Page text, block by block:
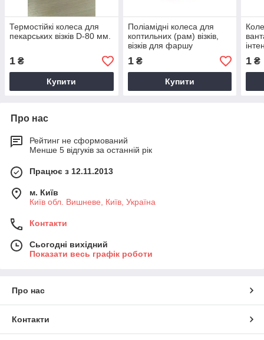
Термостійкі колеса для
пекарських візків D-80 мм.
1 ₴
Купити
Поліамідні колеса для
коптильних (рам) візків,
візків для фаршу
1₴
Купити
1 ₴
Про нас
Рейтинг не сформований
Менше 5 відгуків за останній рік
Працює з 12.11.2013
м. Київ
Київ обл. Вишневе, Київ, Україна
Контакти
Сьогодні вихідний
Показати весь графік роботи
Про нас
Контакти